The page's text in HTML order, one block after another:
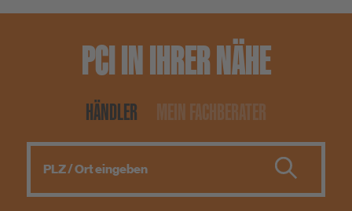
PCI IN IHRER NÄHE
HÄNDLER MEIN FACHBERATER